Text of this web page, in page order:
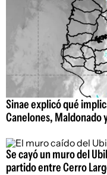
Sinae explicó qué
Canelones, Maldonado
Se cayó un muro del
partido entre Cerro